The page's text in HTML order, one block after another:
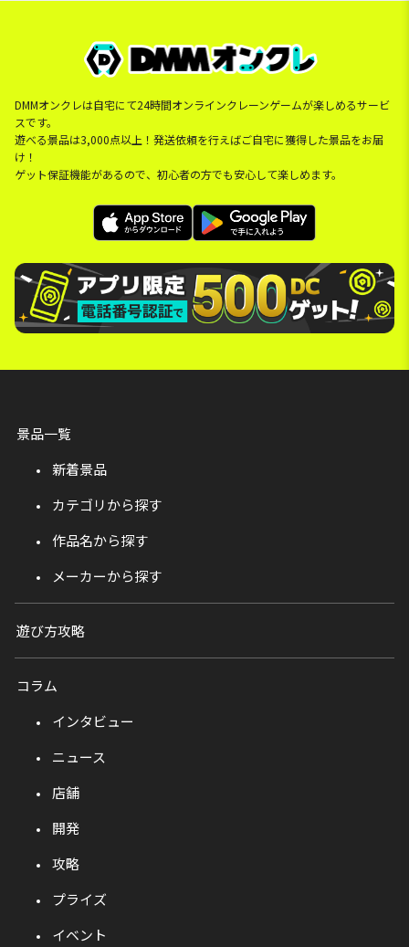
DMMオンクレは自宅にて24時間オンラインクレーンゲームが楽しめるサービ
スです。
遊べる景品は3,000点以上！発送依頼を行えばご自宅に獲得した景品をお届
け！
ゲット保証機能があるので、初心者の方でも安心して楽しめます。
景品一覧
新着景品
カテゴリから探す
作品名から探す
メーカーから探す
遊び方攻略
コラム
インタビュー
ニュース
店舗
開発
攻略
プライズ
イベント